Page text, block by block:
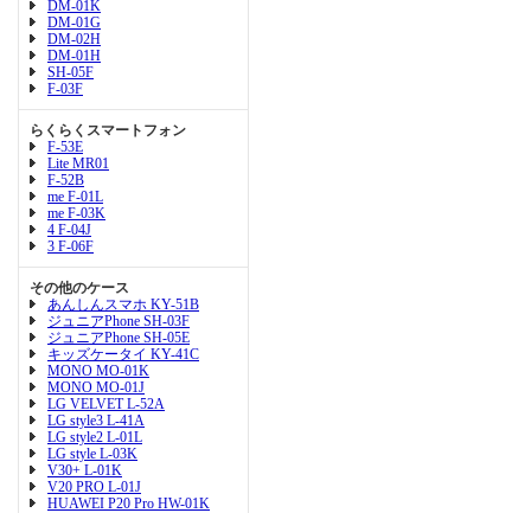
DM-01K
DM-01G
DM-02H
DM-01H
SH-05F
F-03F
らくらくスマートフォン
F-53E
Lite MR01
F-52B
me F-01L
me F-03K
4 F-04J
3 F-06F
その他のケース
あんしんスマホ KY-51B
ジュニアPhone SH-03F
ジュニアPhone SH-05E
キッズケータイ KY-41C
MONO MO-01K
MONO MO-01J
LG VELVET L-52A
LG style3 L-41A
LG style2 L-01L
LG style L-03K
V30+ L-01K
V20 PRO L-01J
HUAWEI P20 Pro HW-01K